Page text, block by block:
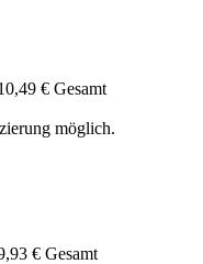
€ Gesamt
möglich.
€ Gesamt